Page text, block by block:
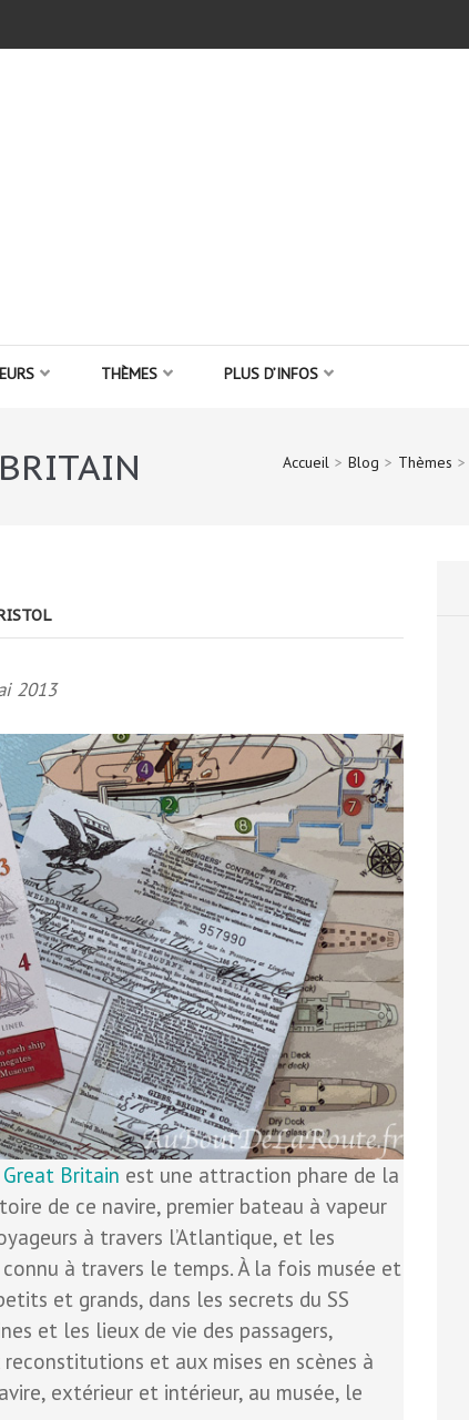
THÈMES PLUS D’INFOS
Accueil > Blog > Thèmes >
2013
Great Britain est une attraction phare de la
de ce navire, premier bateau à vapeur
à travers l’Atlantique, et les
à travers le temps. À la fois musée et
et grands, dans les secrets du SS
et les lieux de vie des passagers,
et aux mises en scènes à
extérieur et intérieur, au musée, le